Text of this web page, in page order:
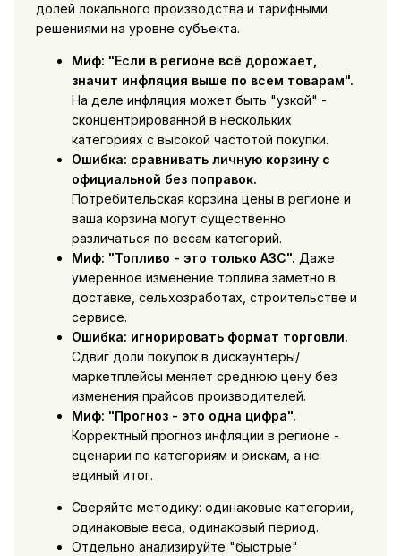
долей локального производства и тарифными
решениями на уровне субъекта.
Миф: "Если в регионе всё дорожает,
значит инфляция выше по всем товарам".
На деле инфляция может быть "узкой" -
сконцентрированной в нескольких
категориях с высокой частотой покупки.
Ошибка: сравнивать личную корзину с
официальной без поправок.
Потребительская корзина цены в регионе и
ваша корзина могут существенно
различаться по весам категорий.
Миф: "Топливо - это только АЗС". Даже
умеренное изменение топлива заметно в
доставке, сельхозработах, строительстве и
сервисе.
Ошибка: игнорировать формат торговли.
Сдвиг доли покупок в дискаунтеры/
маркетплейсы меняет среднюю цену без
изменения прайсов производителей.
Миф: "Прогноз - это одна цифра".
Корректный прогноз инфляции в регионе -
сценарии по категориям и рискам, а не
единый итог.
Сверяйте методику: одинаковые категории,
одинаковые веса, одинаковый период.
Отдельно анализируйте "быстрые"